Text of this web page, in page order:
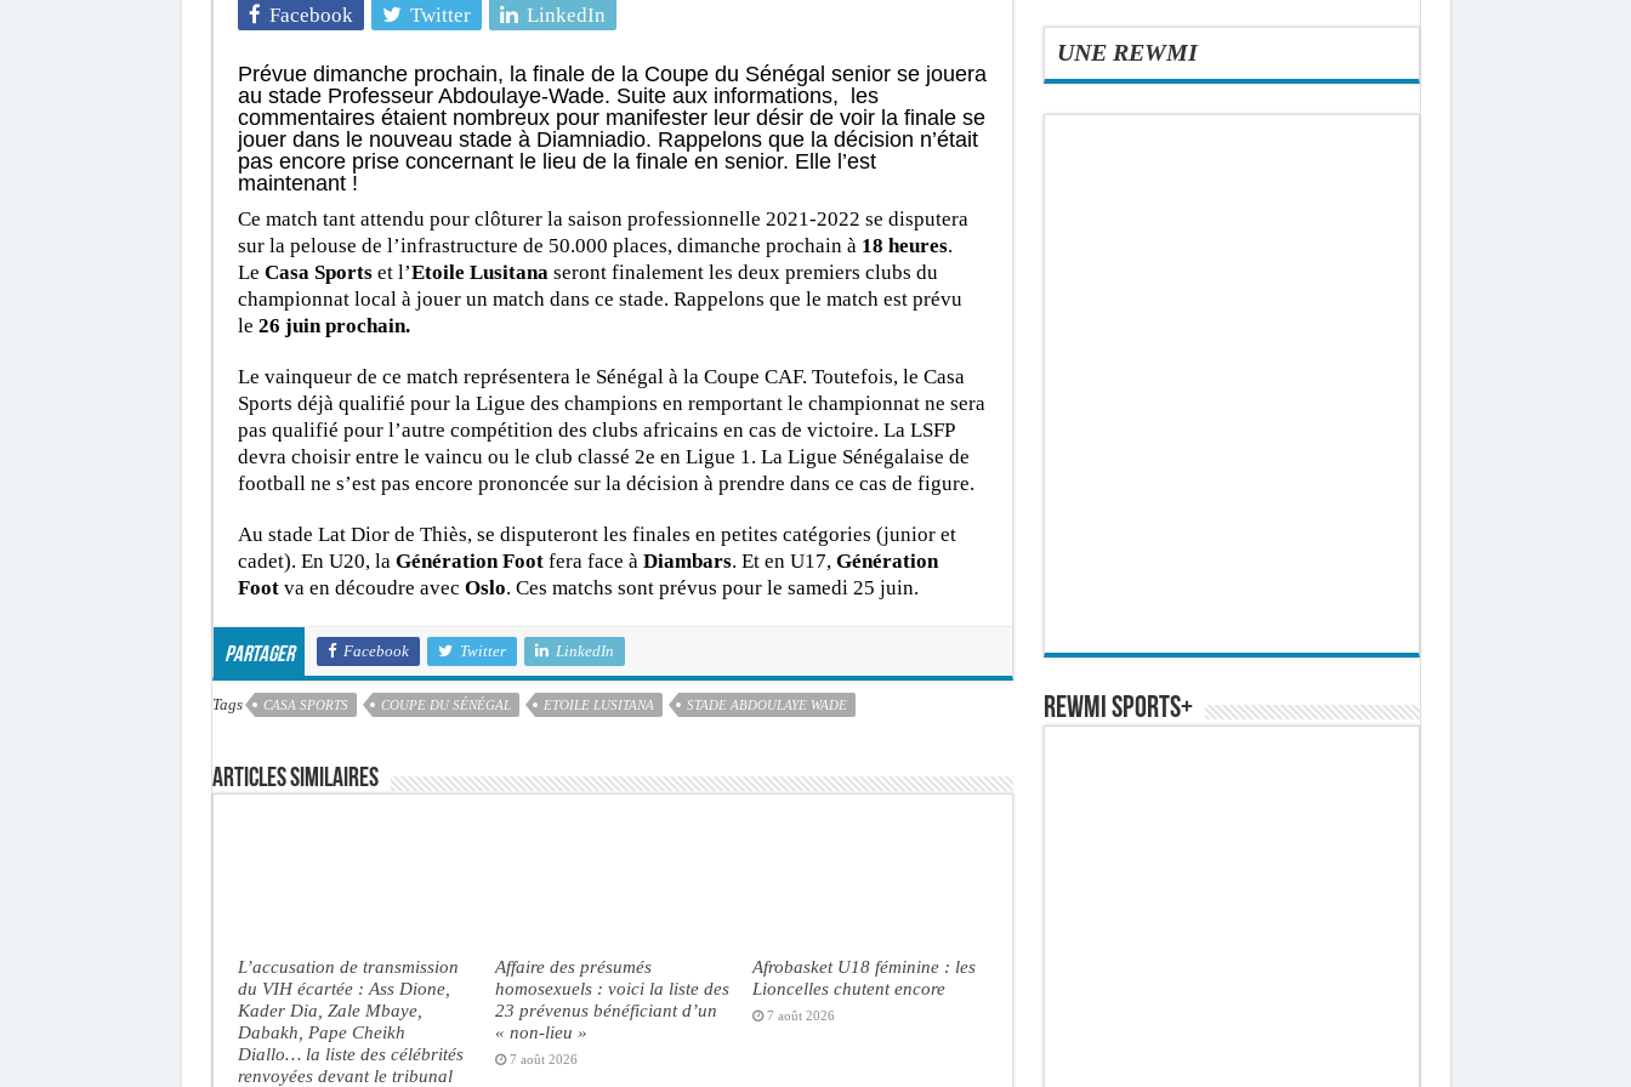
Facebook Twitter LinkedIn
Prévue dimanche prochain, la finale de la Coupe du Sénégal senior se jouera
au stade Professeur Abdoulaye-Wade. Suite aux informations, les
commentaires étaient nombreux pour manifester leur désir de voir la finale se
jouer dans le nouveau stade à Diamniadio. Rappelons que la décision n’était
pas encore prise concernant le lieu de la finale en senior. Elle l’est
maintenant !
Ce match tant attendu pour clôturer la saison professionnelle 2021-2022 se disputera
sur la pelouse de l’infrastructure de 50.000 places, dimanche prochain à 18 heures.
Le Casa Sportset l’Etoile Lusitana seront finalement les deux premiers clubs du
championnat local à jouer un match dans ce stade. Rappelons que le match est prévu
le 26 juin prochain.
Le vainqueur de ce match représentera le Sénégal à la Coupe CAF. Toutefois, le Casa
Sports déjà qualifié pour la Ligue des champions en remportant le championnat ne sera
pas qualifié pour l’autre compétition des clubs africains en cas de victoire. La LSFP
devra choisir entre le vaincu ou le club classé 2e en Ligue 1. La Ligue Sénégalaise de
football ne s’est pas encore prononcée sur la décision à prendre dans ce cas de figure.
Au stade Lat Dior de Thiès, se disputeront les finales en petites catégories (junior et
cadet). En U20, la Génération Footfera face à Diambars. Et en U17, Génération
Footva en découdre avec Oslo. Ces matchs sont prévus pour le samedi 25 juin.
Partager Facebook Twitter LinkedIn
Tags CASA SPORTS COUPE DU SÉNÉGAL ETOILE LUSITANA STADE ABDOULAYE WADE
Articles similaires
L’accusation de transmission
du VIH écartée : Ass Dione,
Kader Dia, Zale Mbaye,
Dabakh, Pape Cheikh
Diallo… la liste des célébrités
renvoyées devant le tribunal
Affaire des présumés
homosexuels : voici la liste des
23 prévenus bénéficiant d’un
« non-lieu »
7 août 2026
Afrobasket U18 féminine : les
Lioncelles chutent encore
7 août 2026
UNE REWMI
REWMI SPORTS+